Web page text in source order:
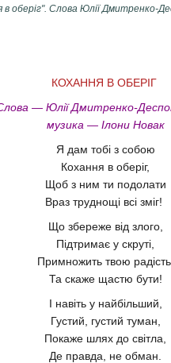
в оберіг". Слова Юлії Дмитренко-
КОХАННЯ В ОБЕРІГ
— Юлії Дмитренко-
музика — Ілони Новак
Я дам тобі з собою
Кохання в оберіг,
Щоб з ним ти подолати
Враз труднощі всі зміг!
Що збереже від злого,
Підтримає у скруті,
Примножить твою
Та скаже щастю бути!
І навіть у найбільший,
Густий, густий туман,
Покаже шлях до світла,
Де правда, не обман.